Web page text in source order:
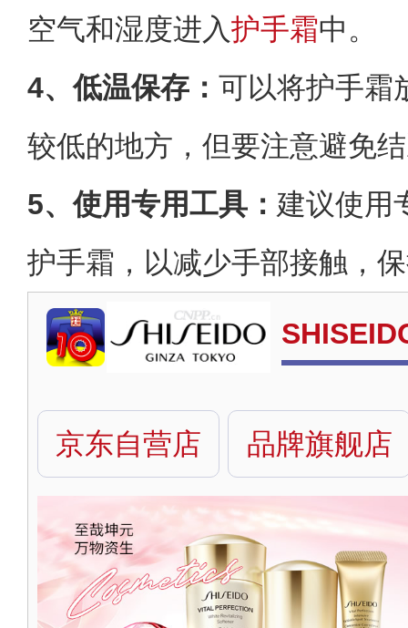
空气和湿度进入护手霜中。
4、‌低温保存‌： 可以将护手霜
较低的地方，但要注意避免
5、‌使用专用工具‌： 建议使用
护手霜，以减少手部接触，
京东自营店 品牌旗舰店